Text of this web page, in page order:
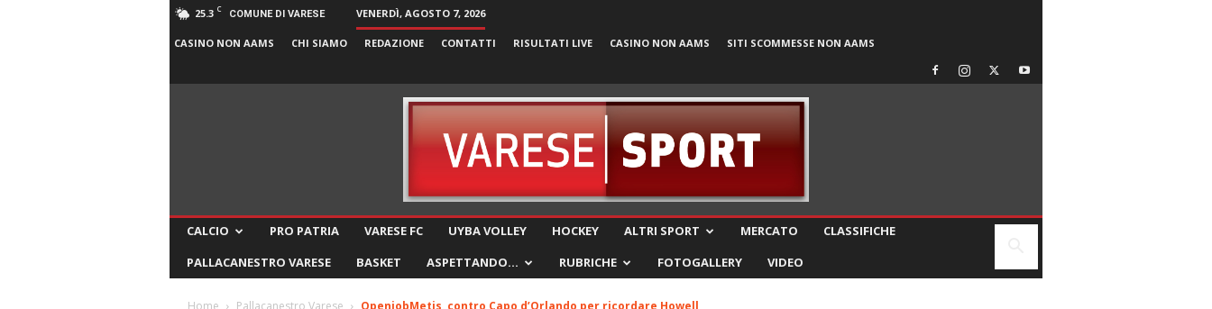
25.3 C COMUNE DI VARESE VENERDÌ, AGOSTO 7, 2026
CASINO NON AAMS CHI SIAMO REDAZIONE CONTATTI RISULTATI LIVE CASINO NON AAMS SITI SCOMMESSE NON AAMS
CALCIO PRO PATRIA VARESE FC UYBA VOLLEY HOCKEY ALTRI SPORT MERCATO
CLASSIFICHE
PALLACANESTRO VARESE
BASKET ASPETTANDO… RUBRICHE FOTOGALLERY VIDEO
Home Pallacanestro Varese OpenjobMetis, contro Capo d’Orlando per ricordare Howell